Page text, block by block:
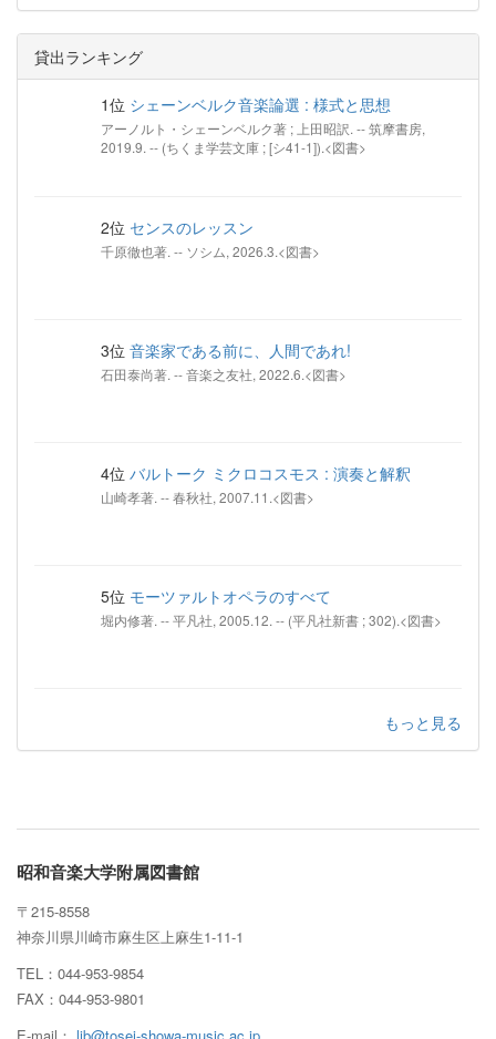
貸出ランキング
1位 シェーンベルク音楽論選 : 様式と思想
アーノルト・シェーンベルク著 ; 上田昭訳. -- 筑摩書房,
2019.9. -- (ちくま学芸文庫 ; [シ41-1]).<図書>
2位 センスのレッスン
千原徹也著. -- ソシム, 2026.3.<図書>
3位 音楽家である前に、人間であれ!
石田泰尚著. -- 音楽之友社, 2022.6.<図書>
4位 バルトーク ミクロコスモス : 演奏と解釈
山崎孝著. -- 春秋社, 2007.11.<図書>
5位 モーツァルトオペラのすべて
堀内修著. -- 平凡社, 2005.12. -- (平凡社新書 ; 302).<図書>
もっと見る
昭和音楽大学附属図書館
〒215-8558
神奈川県川崎市麻生区上麻生1-11-1
TEL：044-953-9854
FAX：044-953-9801
E-mail： lib@tosei-showa-music.ac.jp